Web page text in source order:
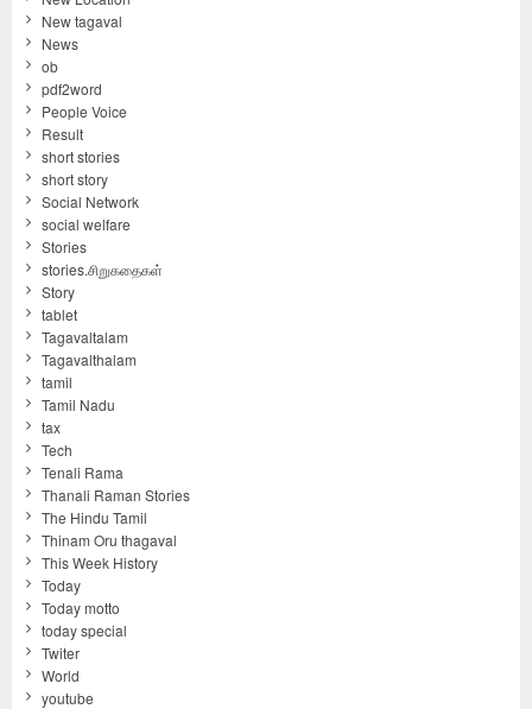
New tagaval
News
ob
pdf2word
People Voice
Result
short stories
short story
Social Network
social welfare
Stories
stories.சிறுகதைகள்
Story
tablet
Tagavaltalam
Tagavalthalam
tamil
Tamil Nadu
tax
Tech
Tenali Rama
Thanali Raman Stories
The Hindu Tamil
Thinam Oru thagaval
This Week History
Today
Today motto
today special
Twiter
World
youtube